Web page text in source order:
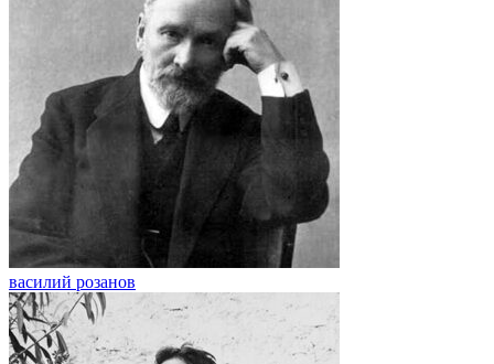
василий розанов